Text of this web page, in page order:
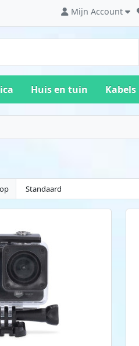
Mijn Account
Huis en tuin Kabels